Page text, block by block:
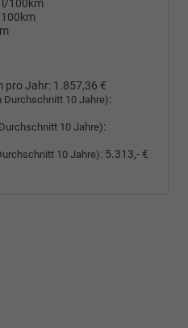
l/100km
pro Jahr: 1.857,36 €
Durchschnitt 10 Jahre):
10 Jahre):
10 Jahre): 5.313,- €